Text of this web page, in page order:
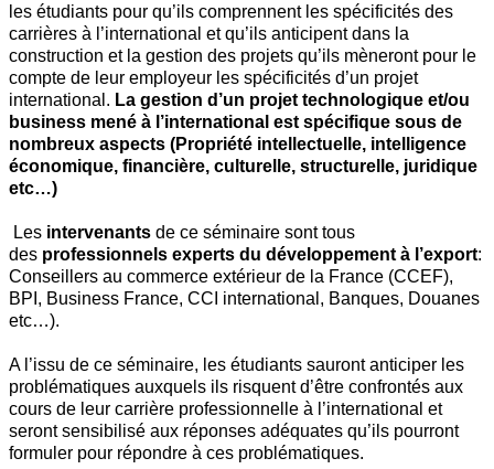
les étudiants pour qu’ils comprennent les spécificités des
carrières à l’international et qu’ils anticipent dans la
construction et la gestion des projets qu’ils mèneront pour le
compte de leur employeur les spécificités d’un projet
international. La gestion d’un projet technologique et/ou
business mené à l’international est spécifique sous de
nombreux aspects (Propriété intellectuelle, intelligence
économique, financière, culturelle, structurelle, juridique
etc…)
Les intervenants de ce séminaire sont tous
des professionnels experts du développement à l’export:
Conseillers au commerce extérieur de la France (CCEF),
BPI, Business France, CCI international, Banques, Douanes
etc…).
A l’issu de ce séminaire, les étudiants sauront anticiper les
problématiques auxquels ils risquent d’être confrontés aux
cours de leur carrière professionnelle à l’international et
seront sensibilisé aux réponses adéquates qu’ils pourront
formuler pour répondre à ces problématiques.